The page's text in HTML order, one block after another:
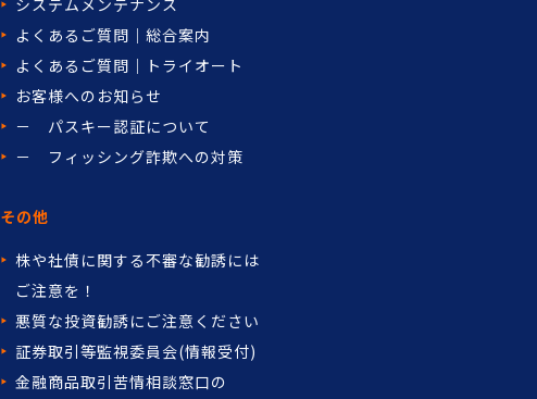
よくあるご質問｜総合案内
よくあるご質問｜トライオート
お客様へのお知らせ
－ パスキー認証について
－ フィッシング詐欺への対策
その他
株や社債に関する不審な勧誘には
ご注意を！
悪質な投資勧誘にご注意ください
証券取引等監視委員会(情報受付)
金融商品取引苦情相談窓口の